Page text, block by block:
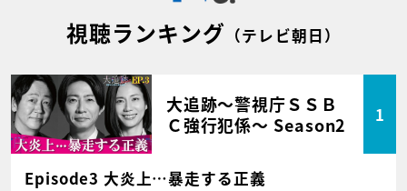
視聴ランキング （テレビ朝日）
大追跡～警視庁ＳＳＢ
Ｃ強行犯係～ Season2
1
Episode3 大炎上…暴走する正義